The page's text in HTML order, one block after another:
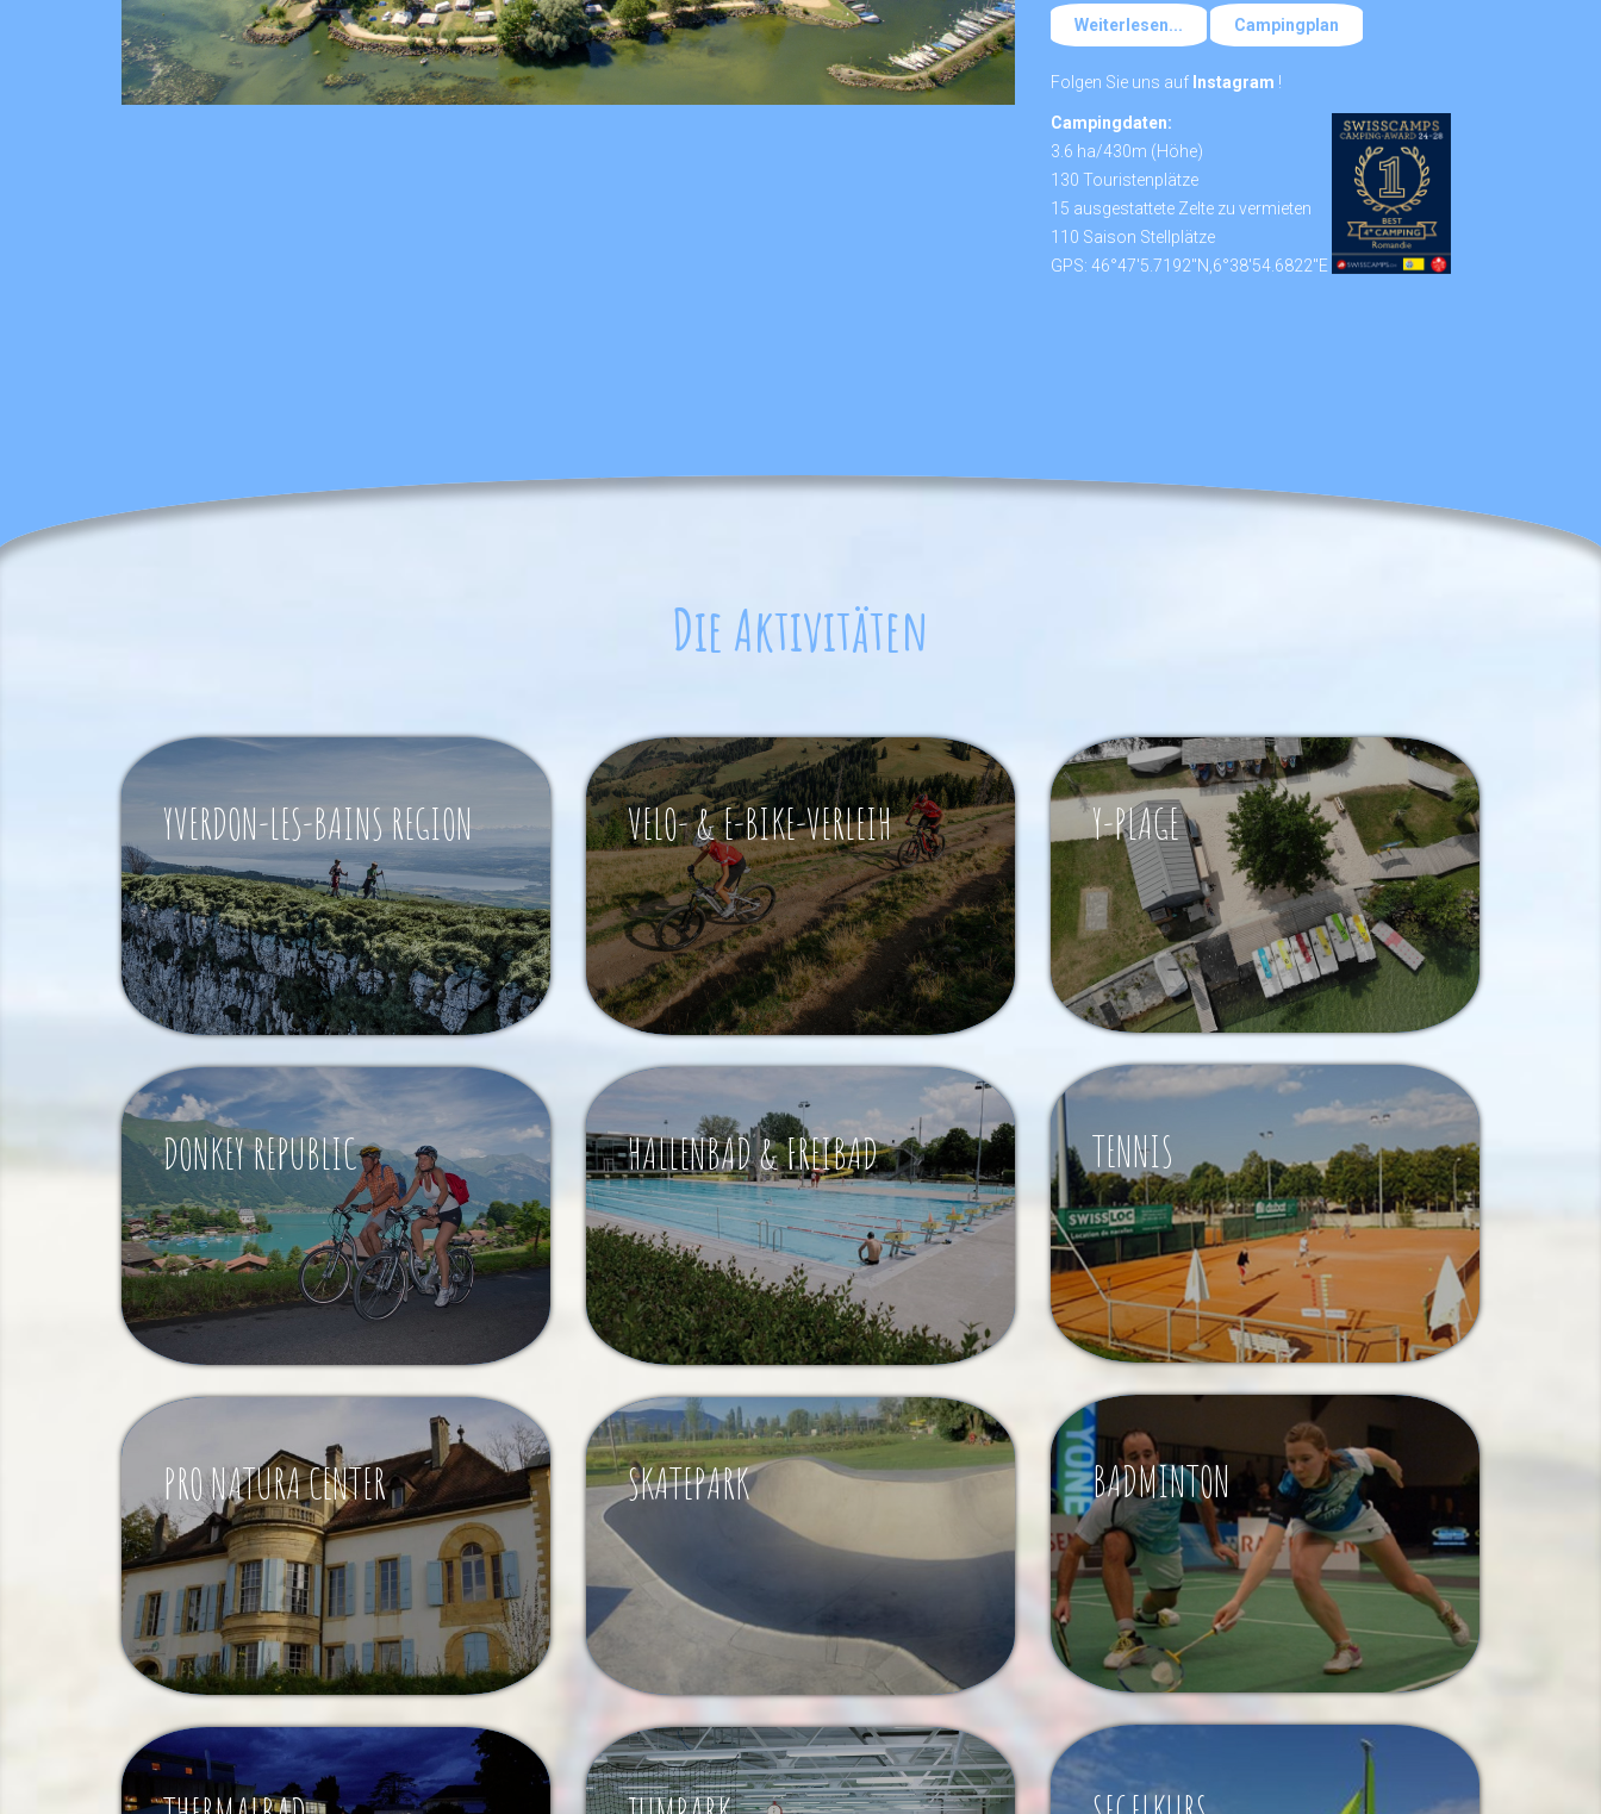
Weiterlesen... Campingplan
Folgen Sie uns auf Instagram !
Campingdaten:
3.6 ha/430m (Höhe)
130 Touristenplätze
15 ausgestattete Zelte zu vermieten
110 Saison Stellplätze
GPS: 46°47'5.7192"N,6°38'54.6822"E
Die Aktivitäten
YVERDON-LES-BAINS REGION
DONKEY REPUBLIC
PRO NATURA CENTER
VELO- & E-BIKE-VERLEIH
HALLENBAD & FREIBAD
SKATEPARK
Y-PLAGE
TENNIS
BADMINTON